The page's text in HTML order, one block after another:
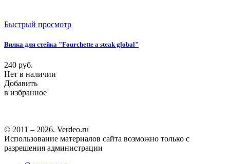
Быстрый просмотр
Вилка для стейка "Fourchette a steak global"
240 руб.
Нет в наличии
Добавить
в избранное
© 2011 – 2026. Verdeo.ru
Использование материалов сайта возможно только с
разрешения администрации